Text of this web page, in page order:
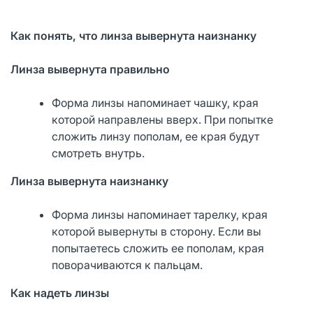
Как понять, что линза вывернута наизнанку
Линза вывернута правильно
Форма линзы напоминает чашку, края
которой направлены вверх. При попытке
сложить линзу пополам, ее края будут
смотреть внутрь.
Линза вывернута наизнанку
Форма линзы напоминает тарелку, края
которой вывернуты в сторону. Если вы
попытаетесь сложить ее пополам, края
поворачиваются к пальцам.
Как надеть линзы